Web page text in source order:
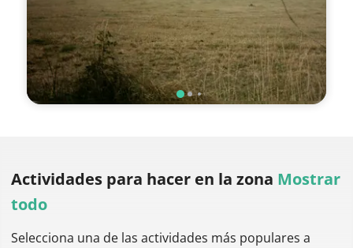
Actividades para hacer en la zona Mostrar
todo
Selecciona una de las actividades más populares a